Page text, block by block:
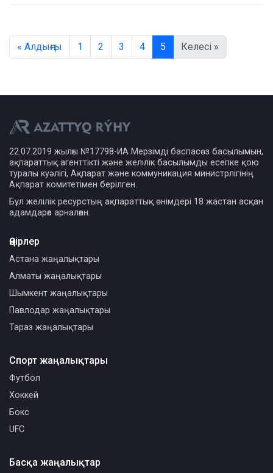
« Алдыңғы 1 2 3 4 5 Келесі »
22.07.2019 жылғы №17798-ИА Мерзімді баспасөз басылымын,
ақпараттық агенттікті және желілік басылымды есепке қою
туралы куәлігі, Ақпарат және коммуникация министрлігінің
Ақпарат комитетімен берілген.
Бұл желілік ресурстың ақпараттық өнімдері 18 жастан асқан
адамдарға арналған.
Өңірлер
Астана жаңалықтары
Алматы жаңалықтары
Шымкент жаңалықтары
Павлодар жаңалықтары
Тараз жаңалықтары
Спорт жаңалықтары
Футбол
Хоккей
Бокс
UFC
Басқа жаңалықтар